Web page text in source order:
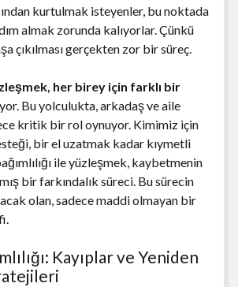
kurtulmak isteyenler, bu noktada
almak zorunda kalıyorlar. Çünkü
çıkılması gerçekten zor bir süreç.
her birey için farklı bir
Bu yolculukta, arkadaş ve aile
kritik bir rol oynuyor. Kimimiz için
bir el uzatmak kadar kıymetli
ile yüzleşmek, kaybetmenin
bir farkındalık süreci. Bu sürecin
olan, sadece maddi olmayan bir
Kayıplar ve Yeniden